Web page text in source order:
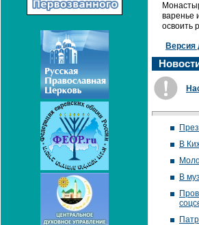
варенье
освоить
Версия
В
В